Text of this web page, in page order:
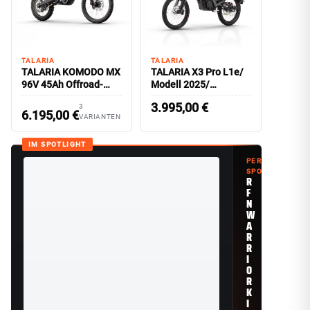
TALARIA
TALARIA KOMODO MX
96V 45Ah Offroad-
Version
6.195,00€
3
VARIANTEN
TALARIA
TALARIA X3 Pro L1e/
Modell 2025/
Straßenzulassung
3.995,00€
IM SPOTLIGHT
PERFORMANCE
SPOTLIGHT
R
F
N
W
A
R
R
I
O
R
K
I